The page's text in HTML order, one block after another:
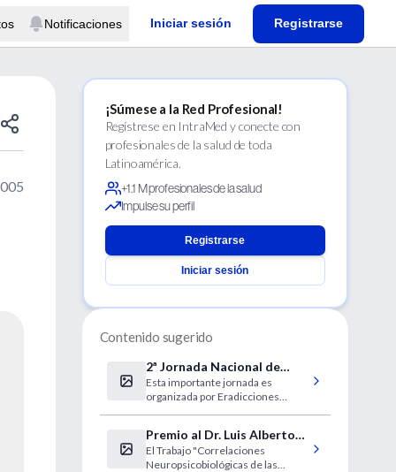
Notificaciones Iniciar sesión Registrarse
¡Súmese a la Red Profesional!
Regístrese en IntraMed y conecte con
profesionales de la salud de toda
Latinoamérica.
+1.1 M profesionales de la salud
Impulse su perfil
Registrarse
Iniciar sesión
Contenido sugerido
2ª Jornada Nacional de
Trastornos de la
Personalidad
Esta importante jornada es
organizada por Eradicciones
Catamarca.
Premio al Dr. Luis Alberto
Semper
El Trabajo "Correlaciones
Neuropsicobiológicas de las